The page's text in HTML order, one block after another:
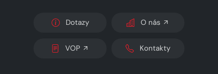
Dotazy O nás
VOP Kontakty